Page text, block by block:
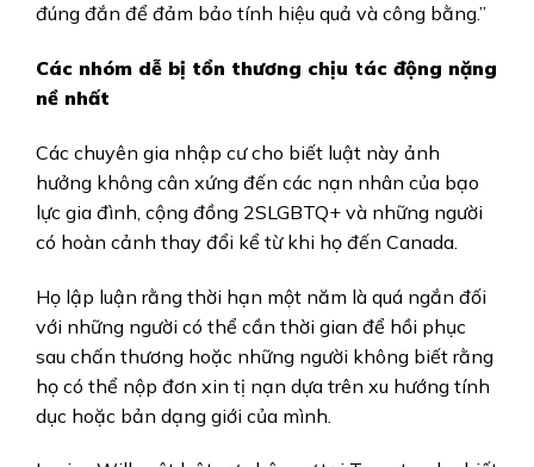
đúng đắn để đảm bảo tính hiệu quả và công bằng.”
Các nhóm dễ bị tổn thương chịu tác động nặng
nề nhất
Các chuyên gia nhập cư cho biết luật này ảnh
hưởng không cân xứng đến các nạn nhân của bạo
lực gia đình, cộng đồng 2SLGBTQ+ và những người
có hoàn cảnh thay đổi kể từ khi họ đến Canada.
Họ lập luận rằng thời hạn một năm là quá ngắn đối
với những người có thể cần thời gian để hồi phục
sau chấn thương hoặc những người không biết rằng
họ có thể nộp đơn xin tị nạn dựa trên xu hướng tính
dục hoặc bản dạng giới của mình.